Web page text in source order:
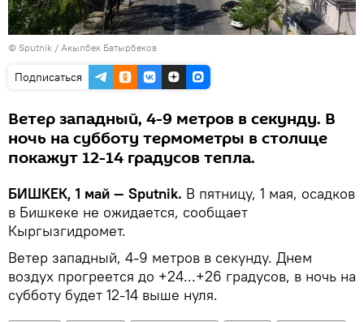
© Sputnik / Акылбек Батырбеков
Подписаться
Ветер западный, 4-9 метров в секунду. В
ночь на субботу термометры в столице
покажут 12-14 градусов тепла.
БИШКЕК, 1 май — Sputnik. В пятницу, 1 мая, осадков
в Бишкеке не ожидается, сообщает
Кыргызгидромет.
Ветер западный, 4-9 метров в секунду. Днем
воздух прогреется до +24...+26 градусов, в ночь на
субботу будет 12-14 выше нуля.